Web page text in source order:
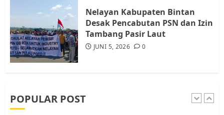
Nelayan Kabupaten Bintan
Desak Pencabutan PSN dan Izin
Tambang Pasir Laut
JUNI 5, 2026 0
POPULAR POST
5
JULI 15, 2026 0
1